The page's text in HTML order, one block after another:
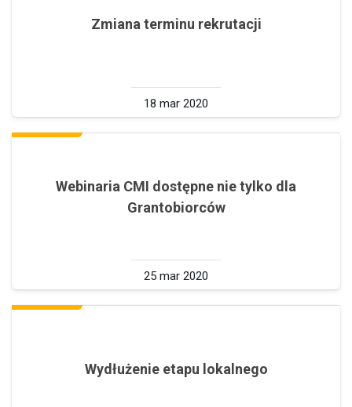
Zmiana terminu rekrutacji
18 mar 2020
Webinaria CMI dostępne nie tylko dla
Grantobiorców
25 mar 2020
Wydłużenie etapu lokalnego